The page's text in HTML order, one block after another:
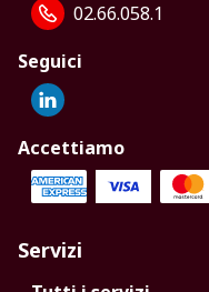
02.66.058.1
Seguici
Accettiamo
Servizi